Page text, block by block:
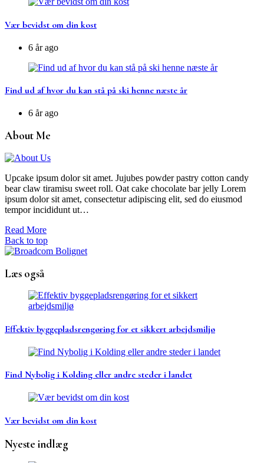
Vær bevidst om din kost
6 år ago
Find ud af hvor du kan stå på ski henne næste år
6 år ago
About Me
Upcake ipsum dolor sit amet. Jujubes powder pastry cotton candy
bear claw tiramisu sweet roll. Oat cake chocolate bar jelly Lorem
ipsum dolor sit amet, consectetur adipiscing elit, sed do eiusmod
tempor incididunt ut…
Read More
Back to top
Læs også
Effektiv byggepladsrengøring for et sikkert arbejdsmiljø
Find Nybolig i Kolding eller andre steder i landet
Vær bevidst om din kost
Nyeste indlæg